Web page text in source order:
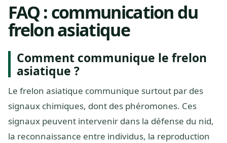
FAQ : communication du
frelon asiatique
Comment communique le frelon
asiatique ?
Le frelon asiatique communique surtout par des
signaux chimiques, dont des phéromones. Ces
signaux peuvent intervenir dans la défense du nid,
la reconnaissance entre individus, la reproduction